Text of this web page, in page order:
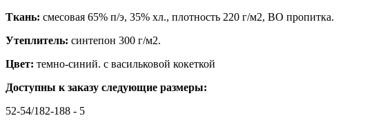
Ткань: смесовая 65% п/э, 35% хл., плотность 220 г/м2, ВО пропитка.
Утеплитель: синтепон 300 г/м2.
Цвет: темно-синий. с васильковой кокеткой
Доступны к заказу следующие размеры:
52-54/182-188 - 5